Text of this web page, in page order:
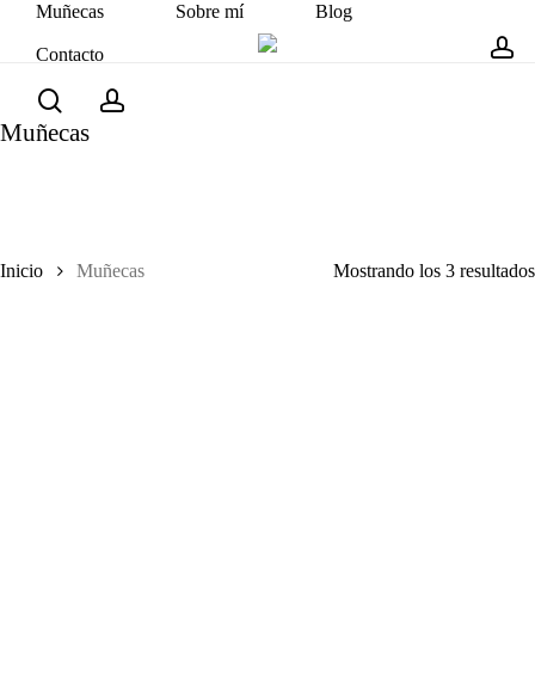
content
Muñecas Sobre mí Blog
Contacto
searchaccount
Cart
Close
Muñecas
Mostrando los 3 resultados
Inicio Muñecas